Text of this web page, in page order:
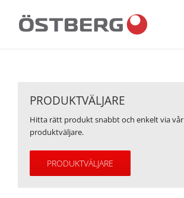
innehållet
PRODUKTVÄLJARE
Hitta rätt produkt snabbt och enkelt via vår
produktväljare.
PRODUKTVÄLJARE